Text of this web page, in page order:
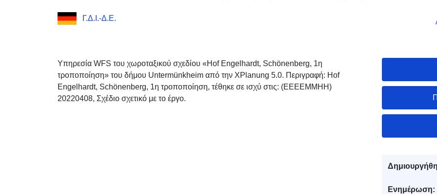
Γ.Δ.Ι.-Δ.Ε.
Υπηρεσία WFS του χωροταξικού σχεδίου «Hof Engelhardt, Schönenberg, 1η
τροποποίηση» του δήμου Untermünkheim από την XPlanung 5.0. Περιγραφή: Hof
Engelhardt, Schönenberg, 1η τροποποίηση, τέθηκε σε ισχύ στις: (ΕΕΕΕΜΜΗΗ)
20220408, Σχέδιο σχετικό με το έργο.
Ενημέρωση: